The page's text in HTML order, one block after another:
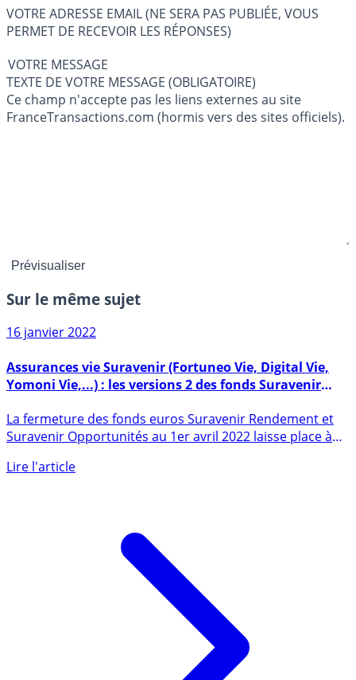
VOTRE ADRESSE EMAIL (NE SERA PAS PUBLIÉE, VOUS
PERMET DE RECEVOIR LES RÉPONSES)
VOTRE MESSAGE
TEXTE DE VOTRE MESSAGE (OBLIGATOIRE)
Ce champ n'accepte pas les liens externes au site
FranceTransactions.com (hormis vers des sites officiels).
Sur le même sujet
16 janvier 2022
Yomoni Vie,...) : les versions 2 des fonds Suravenir
Rendement et Suravenir Opportunités lancés le 1er
Suravenir Opportunités au 1er avril 2022 laisse place à